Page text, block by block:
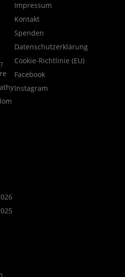
Impressum
Kontakt
Spenden
Datenschutzerklärung
Cookie-Richtlinie (EU)
Facebook
Instagram